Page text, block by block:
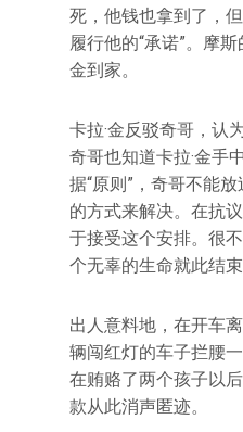
死，他钱也拿到了，
履行他的“承诺”。摩
金到家。
卡拉·金反驳奇哥，认
奇哥也知道卡拉·金手
据“原则”，奇哥不能
的方式来解决。在抗
于接受这个安排。很
个无辜的生命就此结束
出人意料地，在开车
辆闯红灯的车子拦腰
在贿赂了两个孩子以
款从此消声匿迹。